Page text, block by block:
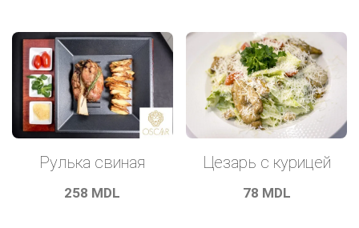
Рулька свиная
258 MDL
Цезарь с курицей
78 MDL